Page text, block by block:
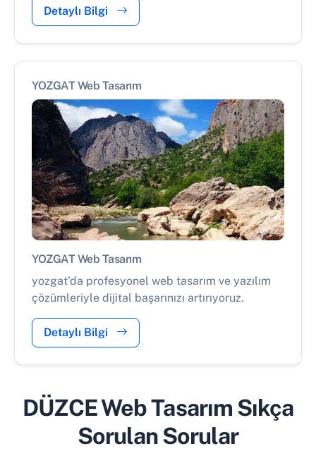
Detaylı Bilgi
YOZGAT Web Tasarım
YOZGAT Web Tasarım
yozgat'da profesyonel web tasarım ve yazılım
çözümleriyle dijital başarınızı artırıyoruz.
Detaylı Bilgi
DÜZCE Web Tasarım Sıkça
Sorulan Sorular